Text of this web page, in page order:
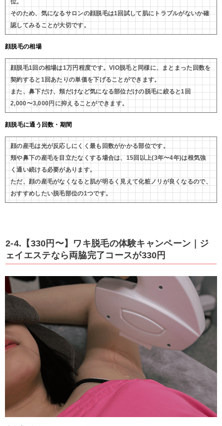
位。
そのため、気になるサロンの顔脱毛は1回試して肌にトラブルがないか確
認してみることが大切です。
顔脱毛の相場
顔脱毛1回の相場は1万円程度です。VIO脱毛と同様に、まとまった回数を
契約すると1回あたりの単価を下げることができます。
また、鼻下だけ、頬だけなど気になる部位だけの脱毛に絞ると1回
2,000〜3,000円に抑えることができます。
顔脱毛に通う回数・期間
顔の産毛は光が反応しにくく最も回数がかかる部位です。
頬や鼻下の産毛を目立たなくする場合は、15回以上(3年〜4年)は根気強
く通い続ける必要があります。
ただ、顔の産毛がなくなると肌が明るく見えて化粧ノリが良くなるので、
おすすめしたい脱毛部位の1つです。
2-4.【330円〜】ワキ脱毛の体験キャンペーン｜ジ
ェイエステなら両脇完了コースが330円